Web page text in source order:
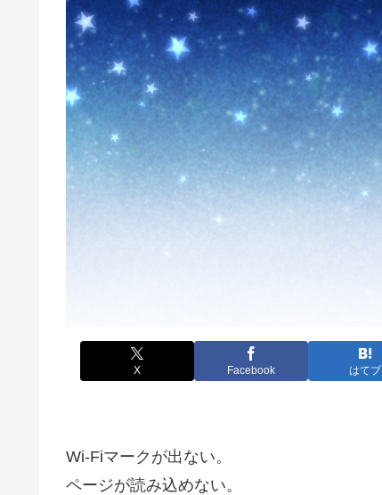
X Facebook はてブ
Wi-Fiマークが出ない。
ページが読み込めない。